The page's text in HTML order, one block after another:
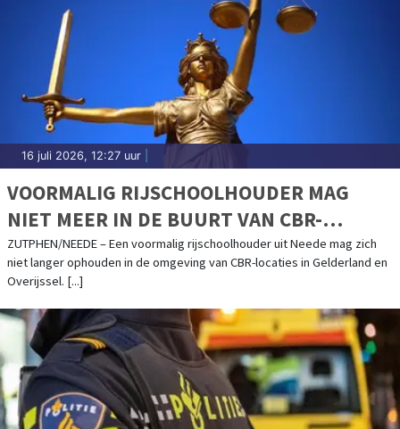
16 juli 2026, 12:27 uur
VOORMALIG RIJSCHOOLHOUDER MAG
NIET MEER IN DE BUURT VAN CBR-
LOCATIES KOMEN
ZUTPHEN/NEEDE – Een voormalig rijschoolhouder uit Neede mag zich
niet langer ophouden in de omgeving van CBR-locaties in Gelderland en
Overijssel. [...]